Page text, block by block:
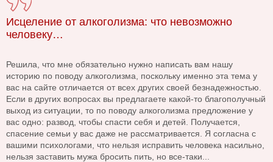
Исцеление от алкоголизма: что невозможно
человеку…
Решила, что мне обязательно нужно написать вам нашу
историю по поводу алкоголизма, поскольку именно эта тема у
вас на сайте отличается от всех других своей безнадежностью.
Если в других вопросах вы предлагаете какой-то благополучный
выход из ситуации, то по поводу алкоголизма предложение у
вас одно: развод, чтобы спасти себя и детей. Получается,
спасение семьи у вас даже не рассматривается. Я согласна с
вашими психологами, что нельзя исправить человека насильно,
нельзя заставить мужа бросить пить, но все-таки...